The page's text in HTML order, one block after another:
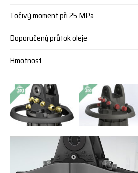
Točivý moment při 25 MPa
Doporučený průtok oleje
Hmotnost